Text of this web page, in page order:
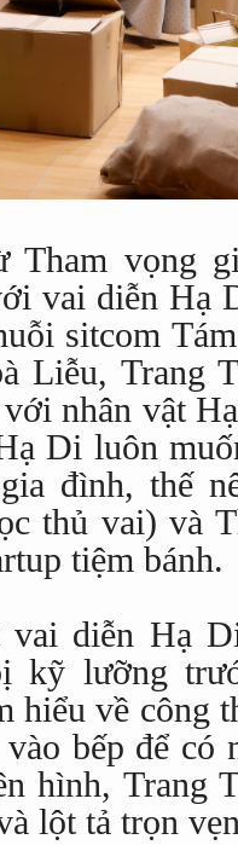
Tham vọng
vai diễn Hạ
sitcom
Liễu, Trang
nhân vật
Di luôn
đình, thế
thủ vai) và
tiệm bánh.
diễn Hạ
kỹ lưỡng
hiểu về công
bếp để có
hình, Trang
lột tả trọn